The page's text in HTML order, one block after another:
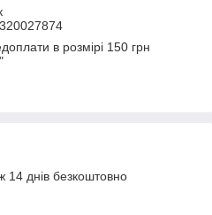
в розмірі 150 грн
14 днів безкоштовно